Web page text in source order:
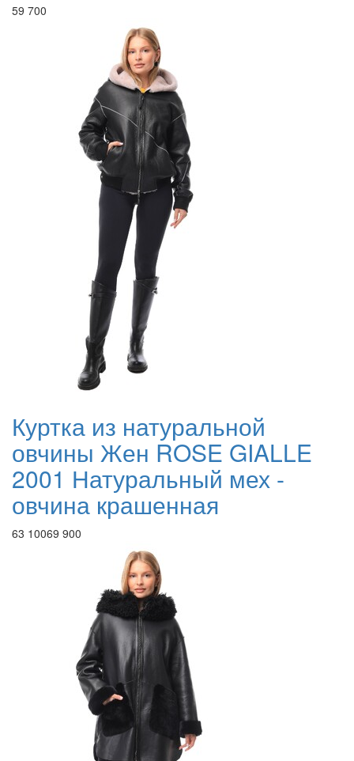
59 700
Куртка из натуральной
овчины Жен ROSE GIALLE
2001 Натуральный мех -
овчина крашенная
63 10069 900